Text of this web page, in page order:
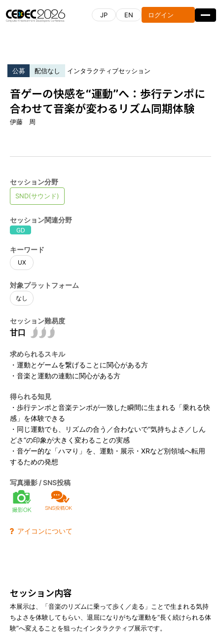
開催概要
開催概要トップ
アクセス
講演者公募のご案内
運営委員会
運営委員会 アラムナイ
運営委員会インタビュー
過去一覧
アンケート
ロードマップ
CEDECガイド
CEDECについて
受講パス購入ガイド
イベント
PERACON
部門別 優秀賞
Developers' Night
Welcome Reception
セッション
タイムテーブル
セッション分野定義
セッション形式定義
無料ライブ配信セッション
CEDEC Lightning 2026
募集要項
フロアマップ
フロアマップ
スポンサー展示
CEDEC書房
インタラクティブセッション
受講登録
受講登録
支払い方法・期限
協賛・スポンサー
協賛・スポンサープログラムのご案内
スポンサーリスト
グッズ
グッズ
プレス
報道関係者様へ / CEDECメディア登録について
取材聴講登録規定 / 取材規定
タイムテーブル セッション一覧
ニュースレター 公式X 公式YouTube
よくあるご質問
お問い合わせ
JP EN ログイン
公募 配信なし インタラクティブセッション
音ゲーの快感を“運動”へ：歩行テンポに
合わせて音楽が変わるリズム同期体験
伊藤 周
セッション分野
SND(サウンド)
セッション関連分野
GD
キーワード
UX
対象プラットフォーム
なし
セッション難易度
求められるスキル
・運動とゲームを繋げることに関心がある方
・音楽と運動の連動に関心がある方
得られる知見
・歩行テンポと音楽テンポが一致した瞬間に生まれる「乗れる快
感」を体験できる
・同じ運動でも、リズムの合う／合わないで“気持ちよさ／しん
どさ”の印象が大きく変わることの実感
・音ゲー的な「ハマり」を、運動・展示・XRなど別領域へ転用
するための発想
写真撮影 / SNS投稿
アイコンについて
セッション内容
本展示は、「音楽のリズムに乗って歩く／走る」ことで生まれる気持
ちよさを体験してもらい、退屈になりがちな運動を“長く続けられる体
験”へ変えることを狙ったインタラクティブ展示です。